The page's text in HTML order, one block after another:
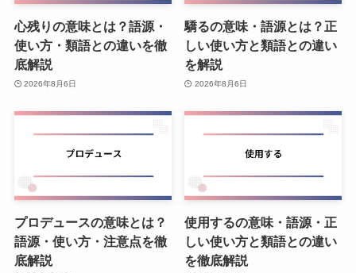
心残りの意味とは？語源・
使い方・類語との違いを徹
底解説
2026年8月6日
驕るの意味・語源とは？正
しい使い方と類語との違い
を解説
2026年8月6日
プロデュースの意味とは？
語源・使い方・注意点を徹
底解説
使用するの意味・語源・正
しい使い方と類語との違い
を徹底解説